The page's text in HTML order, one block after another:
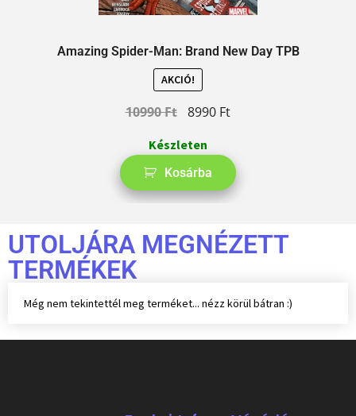
Amazing Spider-Man: Brand New Day TPB
AKCIÓ!
10990Ft 8990 Ft
Készleten
Kosárba
UTOLJÁRA MEGNÉZETT
TERMÉKEK
Még nem tekintettél meg terméket... nézz körül bátran :)